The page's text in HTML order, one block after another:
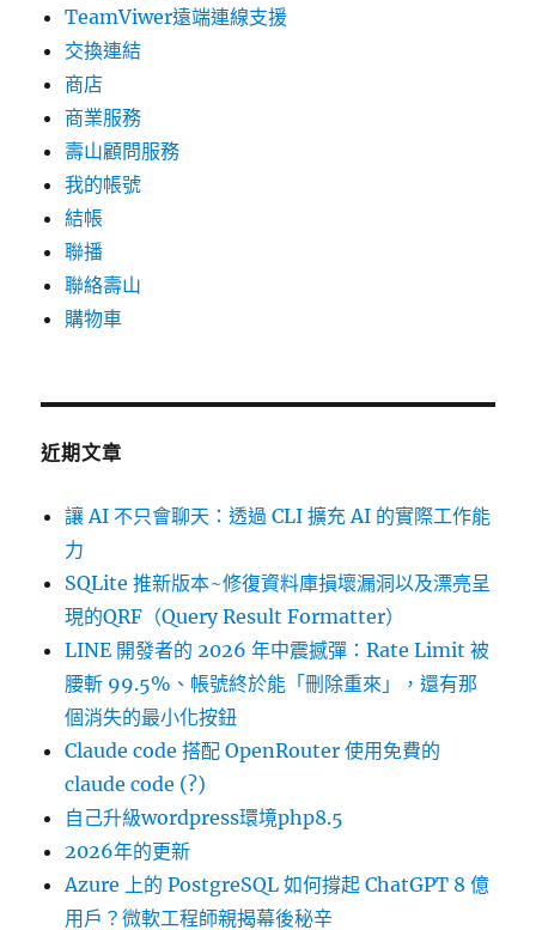
TeamViwer遠端連線支援
交換連結
商店
商業服務
壽山顧問服務
我的帳號
結帳
聯播
聯絡壽山
購物車
近期文章
讓 AI 不只會聊天：透過 CLI 擴充 AI 的實際工作能
力
SQLite 推新版本~修復資料庫損壞漏洞以及漂亮呈
現的QRF（Query Result Formatter）
LINE 開發者的 2026 年中震撼彈：Rate Limit 被
腰斬 99.5%、帳號終於能「刪除重來」，還有那
個消失的最小化按鈕
Claude code 搭配 OpenRouter 使用免費的
claude code (?)
自己升級wordpress環境php8.5
2026年的更新
Azure 上的 PostgreSQL 如何撐起 ChatGPT 8 億
用戶？微軟工程師親揭幕後秘辛